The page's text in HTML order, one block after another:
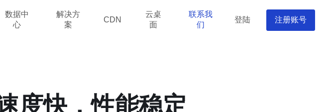
数据中
心
解决方
案
CDN
云桌
面
联系我
们
登陆 注册账号
度快，性能稳定